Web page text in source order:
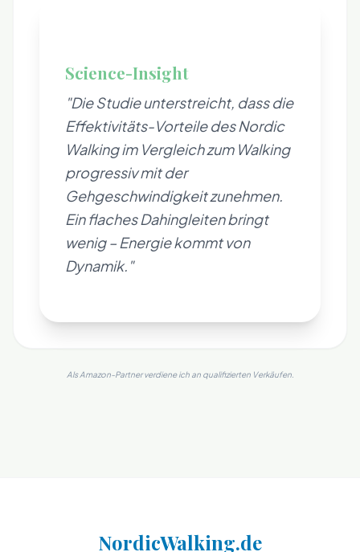
Science-Insight
"Die Studie unterstreicht, dass die
Effektivitäts-Vorteile des Nordic
Walking im Vergleich zum Walking
progressiv mit der
Gehgeschwindigkeit zunehmen.
Ein flaches Dahingleiten bringt
wenig – Energie kommt von
Dynamik."
Als Amazon-Partner verdiene ich an qualifizierten Verkäufen.
NordicWalking.de